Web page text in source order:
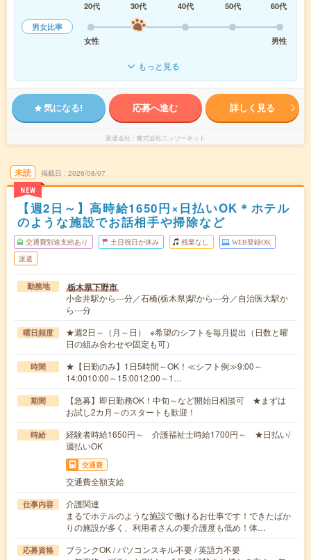
20代
30代 40代 50代
60代
男女比率
女性
男性
もっと見る
気になる! 応募へ進む 詳しく見る
派遣会社 株式会社ニッソーネット
未読
NEW
掲載日 2026/08/07
【週2日～】高時給1650円×日払いOK＊ホテル
のような施設でお話相手や掃除など
交通費別途支給あり 土日祝日が休み 残業なし WEB登録OK
派遣
勤務地 栃木県下野市
小金井駅から---分／石橋(栃木県)駅から---分／自治医大駅か
ら---分
曜日頻度
★週2日～（月～日） ※希望のシフトを毎月提出（日数と曜
日の組み合わせや固定も可）
時間
★【日勤のみ】1日5時間～OK！≪シフト例≫9:00～
14:0010:00～15:0012:00～1…
期間
【急募】即日勤務OK！中旬～など開始日相談可 ★まずは
お試し2カ月～のスタートも歓迎！
時給
経験者時給1650円～ 介護福祉士時給1700円～ ★日払い/
週払いOK
交通費
交通費全額支給
仕事内容
介護関連
まるでホテルのような施設で働けるお仕事です！できたばか
りの施設が多く、利用者さんの要介護度も低め！体…
応募資格
ブランクOK / パソコンスキル不要 / 英語力不要